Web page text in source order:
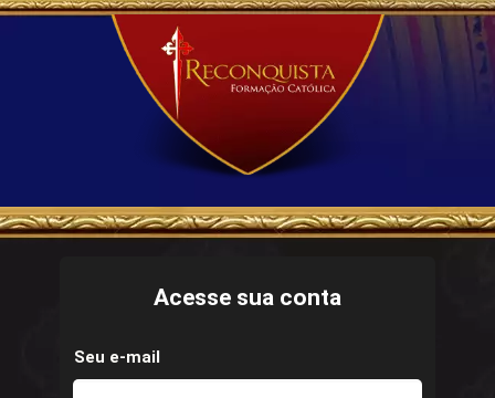
Acesse sua conta
Seu e-mail